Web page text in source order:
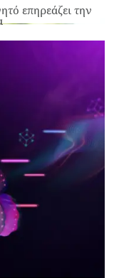
επηρεάζει την